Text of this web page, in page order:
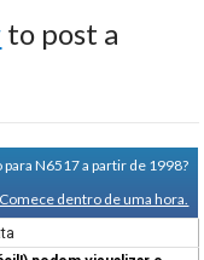
to post a
N6517 a partir de 1998?
dentro de uma hora.